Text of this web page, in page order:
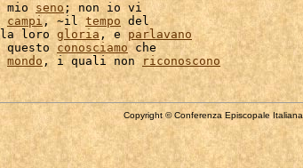
mio seno; non io vi
campi , ~il tempo del
loro gloria, e parlavano
questo conosciamo che
mondo, i quali non riconoscono
Copyright © Conferenza Episcopale Italiana